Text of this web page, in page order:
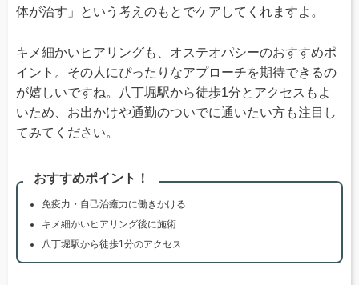
体が治す」という考えのもとでケアしてくれますよ。
キメ細かいヒアリングも、オステオパシーのおすすめポ
イント。その人にぴったりなアプローチを期待できるの
が嬉しいですね。八丁堀駅から徒歩1分とアクセスもよ
いため、お出かけや通勤のついでに通いたい方も注目し
てみてください。
おすすめポイント！
免疫力・自己治癒力に働きかける
キメ細かいヒアリング後に施術
八丁堀駅から徒歩1分のアクセス